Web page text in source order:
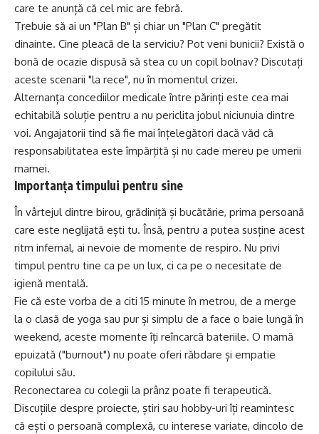
care te anunță că cel mic are febră.
Trebuie să ai un "Plan B" și chiar un "Plan C" pregătit
dinainte. Cine pleacă de la serviciu? Pot veni bunicii? Există o
bonă de ocazie dispusă să stea cu un copil bolnav? Discutați
aceste scenarii "la rece", nu în momentul crizei.
Alternanța concediilor medicale între părinți este cea mai
echitabilă soluție pentru a nu periclita jobul niciunuia dintre
voi. Angajatorii tind să fie mai înțelegători dacă văd că
responsabilitatea este împărțită și nu cade mereu pe umerii
mamei.
Importanța timpului pentru sine
În vârtejul dintre birou, grădiniță și bucătărie, prima persoană
care este neglijată ești tu. Însă, pentru a putea susține acest
ritm infernal, ai nevoie de momente de respiro. Nu privi
timpul pentru tine ca pe un lux, ci ca pe o necesitate de
igienă mentală.
Fie că este vorba de a citi 15 minute în metrou, de a merge
la o clasă de yoga sau pur și simplu de a face o baie lungă în
weekend, aceste momente îți reîncarcă bateriile. O mamă
epuizată ("burnout") nu poate oferi răbdare și empatie
copilului său.
Reconectarea cu colegii la prânz poate fi terapeutică.
Discuțiile despre proiecte, știri sau hobby-uri îți reamintesc
că ești o persoană complexă, cu interese variate, dincolo de